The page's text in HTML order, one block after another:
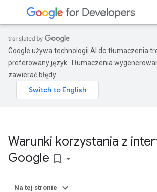
Google używa technologii AI do tłumaczenia
preferowany język. Tłumaczenia
zawierać błędy.
Warunki korzystania z
Google bookmark_border
Na tej stronie